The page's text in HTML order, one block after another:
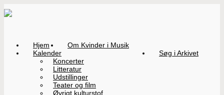
Hjem
Om Kvinder i Musik
Kalender
Koncerter
Litteratur
Udstillinger
Teater og film
Øvrigt kulturstof
Søg i Arkivet